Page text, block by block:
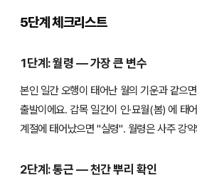
5단계 체크리스트
1단계: 월령 — 가장 큰 변수
본인 일간 오행이 태어난 월의 기운과 같으
출발이에요. 갑목 일간이 인·묘월(봄) 에 태
계절에 태어났으면 "실령". 월령은 사주 강
2단계: 통근 — 천간 뿌리 확인